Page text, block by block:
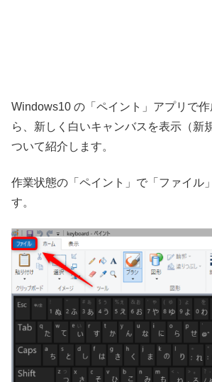
Windows10 の「ペイント」アプリで
ら、新しく白いキャンバスを表示（新
ついて紹介します。
作業状態の「ペイント」で「ファイル
す。